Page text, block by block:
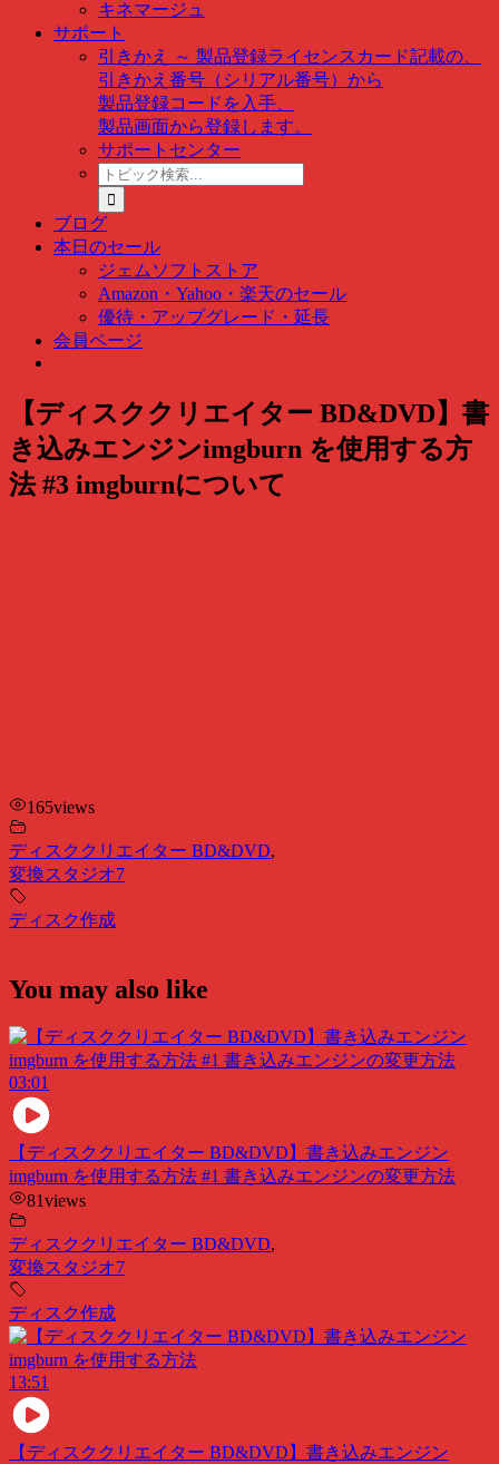
キネマージュ
サポート
引きかえ ～ 製品登録ライセンスカード記載の、
引きかえ番号（シリアル番号）から
製品登録コードを入手、
製品画面から登録します。
サポートセンター
ト
ピ
ッ
ク
検
索
…
ブログ
本日のセール
ジェムソフトストア
Amazon・Yahoo・楽天のセール
優待・アップグレード・延長
会員ページ
【ディスククリエイター BD&DVD】書
き込みエンジンimgburn を使用する方
法 #3 imgburnについて
165views
ディスククリエイター BD&DVD,
変換スタジオ7
ディスク作成
You may also like
03:01
【ディスククリエイター BD&DVD】書き込みエンジン
imgburn を使用する方法 #1 書き込みエンジンの変更方法
81views
ディスククリエイター BD&DVD,
変換スタジオ7
ディスク作成
13:51
【ディスククリエイター BD&DVD】書き込みエンジン